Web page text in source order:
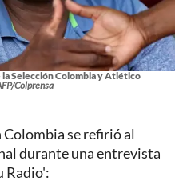
Selección Colombia y Atlético
Colprensa
Colombia se refirió al
durante una entrevista
Radio':